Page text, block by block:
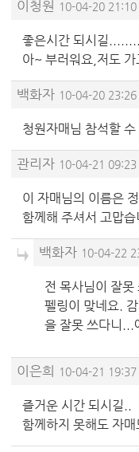
이청원 10-04-20 21:10
좋은시간 되시길........
아~ 부러워요,저도
백화자 10-04-20 23:26
청원자매님 참석할
관리자 10-04-21 09:23
이 자매님의 이름은
함께해 주셔서 고맙습
백화자 10-04-22
전 목사님이 잘
펠링이 맞네요.
을 잘못 쓰다니...
이은희 10-04-21 19:37
즐거운 시간 되시길..
함께하지 못해도 자매